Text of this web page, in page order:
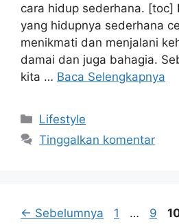
cara hidup sederhana. [toc]
yang hidupnya sederhana
menikmati dan menjalani
damai dan juga bahagia.
kita … Baca Selengkapnya
Kategori
Lifestyle
Tinggalkan komentar
← Sebelumnya Halaman
1 … 9